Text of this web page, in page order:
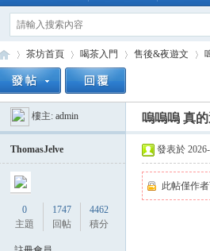
»
茶坊首頁
›
喝茶入門 售後&夜遊文
›
樓主: admin 嗚嗚嗚 真
ThomasJelve
0
主題
1747
回帖
4462
積分
發表於
此帖僅作